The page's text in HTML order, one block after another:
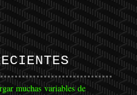
muchas variables de